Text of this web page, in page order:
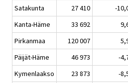
Satakunta
27 410 -
Kanta-Häme
33 692
Pirkanmaa
120 007
Päijät-Häme
46 973 -
Kymenlaakso
23 873 -